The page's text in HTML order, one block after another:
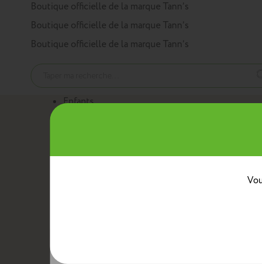
Panneau de gestion des cookies
Boutique officielle de la marque Tann’s
Boutique officielle de la marque Tann’s
Boutique officielle de la marque Tann’s
Enfants
Boîtes à goûterSacs bananesSacs repas avec